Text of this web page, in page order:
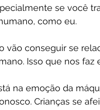
se você
como eu.
vão conseguir se
Isso que nos faz
na emoção da
Crianças se